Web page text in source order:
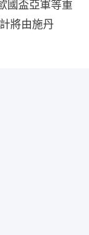
國盃亞軍等重
將由施丹